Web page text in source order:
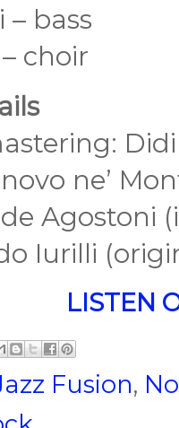
– bass
choir
ne’
Agostoni
Iurilli
LISTEN
Fusion,